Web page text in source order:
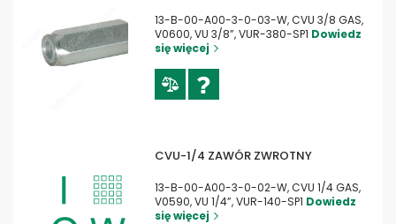
13-B-00-A00-3-0-03-W, CVU 3/8 GAS,
V0600, VU 3/8”, VUR-380-SP1 Dowiedz
się więcej
CVU-1/4 ZAWÓR ZWROTNY
13-B-00-A00-3-0-02-W, CVU 1/4 GAS,
V0590, VU 1/4”, VUR-140-SP1 Dowiedz
się więcej